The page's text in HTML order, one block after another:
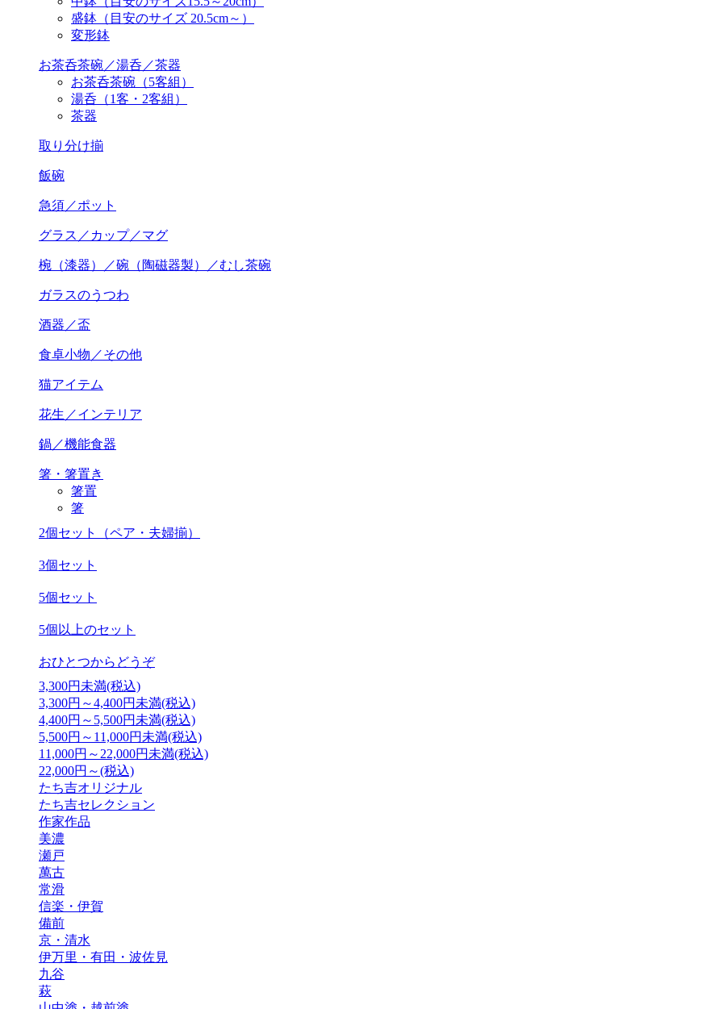
盛鉢（目安のサイズ 20.5cm～）
変形鉢
お茶呑茶碗／湯呑／茶器
お茶呑茶碗（5客組）
湯呑（1客・2客組）
茶器
取り分け揃
飯碗
急須／ポット
グラス／カップ／マグ
椀（漆器）／碗（陶磁器製）／むし茶碗
ガラスのうつわ
酒器／盃
食卓小物／その他
猫アイテム
花生／インテリア
鍋／機能食器
箸・箸置き
箸置
箸
2個セット（ペア・夫婦揃）
3個セット
5個セット
5個以上のセット
おひとつからどうぞ
3,300円未満(税込)
3,300円～4,400円未満(税込)
4,400円～5,500円未満(税込)
5,500円～11,000円未満(税込)
11,000円～22,000円未満(税込)
22,000円～(税込)
たち吉オリジナル
たち吉セレクション
作家作品
美濃
瀬戸
萬古
常滑
信楽・伊賀
備前
京・清水
伊万里・有田・波佐見
九谷
萩